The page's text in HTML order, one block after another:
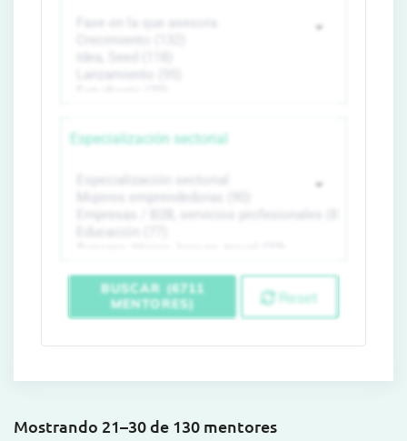
Especialización sectorial
BUSCAR (6711
MENTORES)
Reset
Mostrando 21–30 de 130 mentores